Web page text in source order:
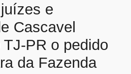
e
Cascavel
PR o pedido
da Fazenda